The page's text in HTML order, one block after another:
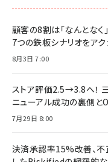
顧客の8割は「なんとなく
7つの鉄板シナリオをア
8月3日 7:00
ストア評価2.5→3.8へ！ 三
ニューアル成功の裏側と
7月29日 8:00
決済承認率15%改善、不